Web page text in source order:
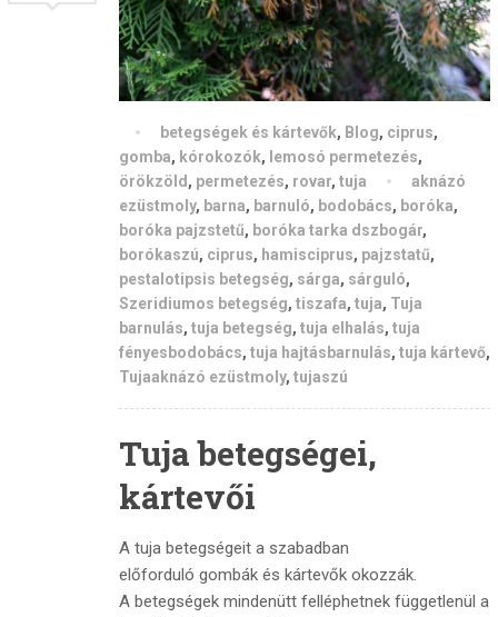
betegségek és kártevők, Blog, ciprus,
gomba, kórokozók, lemosó permetezés,
örökzöld , permetezés, rovar, tuja
aknázó
ezüstmoly, barna, barnuló, bodobács, boróka,
boróka pajzstetű, boróka tarka dszbogár,
borókaszú, ciprus, hamisciprus, pajzstatű,
pestalotipsis betegség, sárga, sárguló,
Szeridiumos betegség, tiszafa, tuja, Tuja
barnulás, tuja betegség, tuja elhalás, tuja
fényesbodobács, tuja hajtásbarnulás, tuja kártevő,
Tujaaknázó ezüstmoly, tujaszú
Tuja betegségei,
kártevői
A tuja betegségeit a szabadban
előforduló gombák és kártevők okozzák.
A betegségek mindenütt felléphetnek függetlenül a